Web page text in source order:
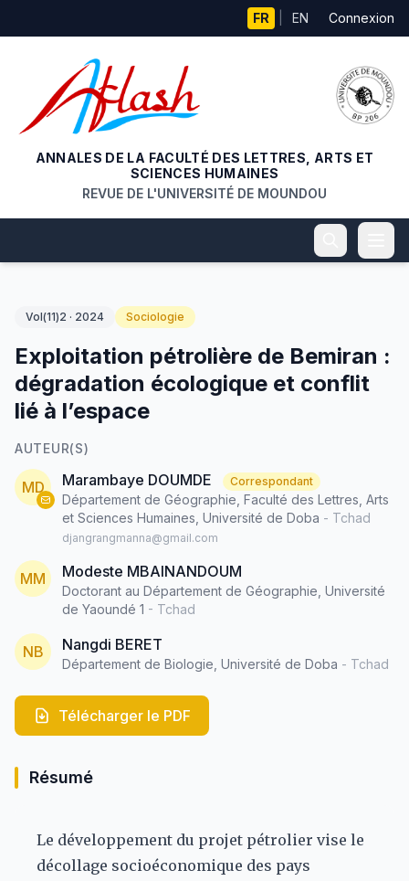
FR EN Connexion
ANNALES DE LA FACULTÉ DES LETTRES, ARTS ET
SCIENCES HUMAINES
REVUE DE L'UNIVERSITÉ DE MOUNDOU
Vol(11)2 · 2024 Sociologie
Exploitation pétrolière de Bemiran :
dégradation écologique et conflit
lié à l’espace
AUTEUR(S)
MD Marambaye DOUMDE Correspondant
Département de Géographie, Faculté des Lettres, Arts
et Sciences Humaines, Université de Doba - Tchad
djangrangmanna@gmail.com
MM Modeste MBAINANDOUM
Doctorant au Département de Géographie, Université
de Yaoundé 1 - Tchad
NB Nangdi BERET
Département de Biologie, Université de Doba - Tchad
Télécharger le PDF
Résumé
Le développement du projet pétrolier vise le
décollage socioéconomique des pays